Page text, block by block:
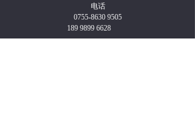
电话
0755-8630 9505
189 9899 6628